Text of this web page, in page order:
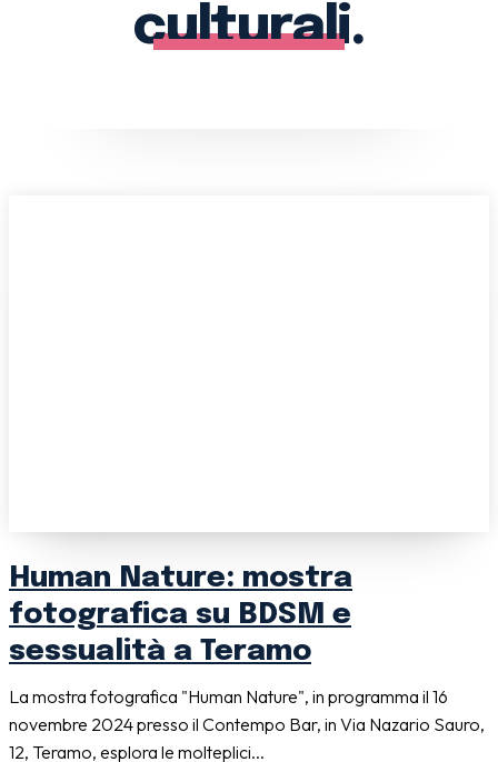
culturali.
Human Nature: mostra
fotografica su BDSM e
sessualità a Teramo
La mostra fotografica "Human Nature", in programma il 16
novembre 2024 presso il Contempo Bar, in Via Nazario Sauro,
12, Teramo, esplora le molteplici...